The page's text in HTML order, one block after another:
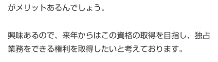
がメリットあるんでしょう。
興味あるので、来年からはこの資格の取得を目指し、独占
業務をできる権利を取得したいと考えております。